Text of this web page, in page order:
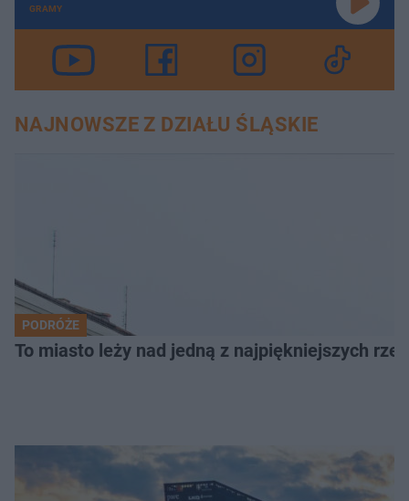
GRAMY
NAJNOWSZE Z DZIAŁU ŚLĄSKIE
PODRÓŻE
To miasto leży nad jedną z najpiękniejszych